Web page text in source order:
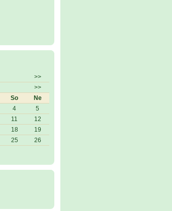
>>
>>
So
Ne
4
5
11
12
18
19
25
26